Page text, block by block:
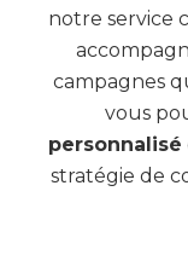
notre service
campagnes
vous
personnalisé
stratégie de